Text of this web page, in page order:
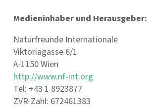
Medieninhaber und Herausgeber:
Naturfreunde Internationale
Viktoriagasse 6/1
A-1150 Wien
http://www.nf-int.org
Tel: +43 1 8923877
ZVR-Zahl: 672461383